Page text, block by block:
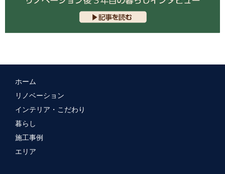
ホーム
リノベーション
インテリア・こだわり
暮らし
施工事例
エリア